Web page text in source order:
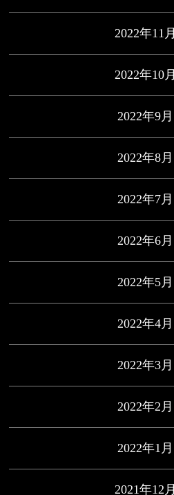
2022年11月
2022年10月
2022年9月
2022年8月
2022年7月
2022年6月
2022年5月
2022年4月
2022年3月
2022年2月
2022年1月
2021年12月